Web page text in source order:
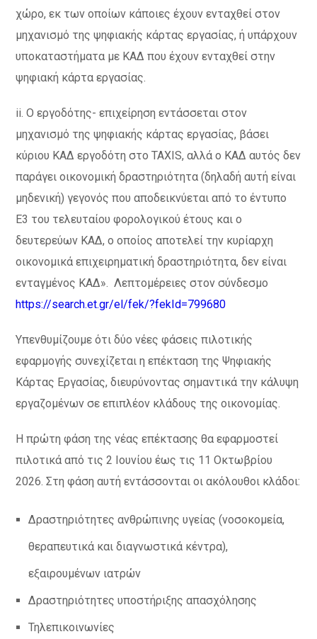
χώρο, εκ των οποίων κάποιες έχουν ενταχθεί στον
μηχανισμό της ψηφιακής κάρτας εργασίας, ή υπάρχουν
υποκαταστήματα με ΚΑΔ που έχουν ενταχθεί στην
ψηφιακή κάρτα εργασίας.
ii. Ο εργοδότης- επιχείρηση εντάσσεται στον
μηχανισμό της ψηφιακής κάρτας εργασίας, βάσει
κύριου ΚΑΔ εργοδότη στο TAXIS, αλλά ο ΚΑΔ αυτός δεν
παράγει οικονομική δραστηριότητα (δηλαδή αυτή είναι
μηδενική) γεγονός που αποδεικνύεται από το έντυπο
Ε3 του τελευταίου φορολογικού έτους και ο
δευτερεύων ΚΑΔ, ο οποίος αποτελεί την κυρίαρχη
οικονομικά επιχειρηματική δραστηριότητα, δεν είναι
ενταγμένος ΚΑΔ». Λεπτομέρειες στον σύνδεσμο
https://search.et.gr/el/fek/?fekId=799680
Υπενθυμίζουμε ότι δύο νέες φάσεις πιλοτικής
εφαρμογής συνεχίζεται η επέκταση της Ψηφιακής
Κάρτας Εργασίας, διευρύνοντας σημαντικά την κάλυψη
εργαζομένων σε επιπλέον κλάδους της οικονομίας.
Η πρώτη φάση της νέας επέκτασης θα εφαρμοστεί
πιλοτικά από τις 2 Ιουνίου έως τις 11 Οκτωβρίου
2026. Στη φάση αυτή εντάσσονται οι ακόλουθοι κλάδοι:
Δραστηριότητες ανθρώπινης υγείας (νοσοκομεία,
θεραπευτικά και διαγνωστικά κέντρα),
εξαιρουμένων ιατρών
Δραστηριότητες υποστήριξης απασχόλησης
Τηλεπικοινωνίες